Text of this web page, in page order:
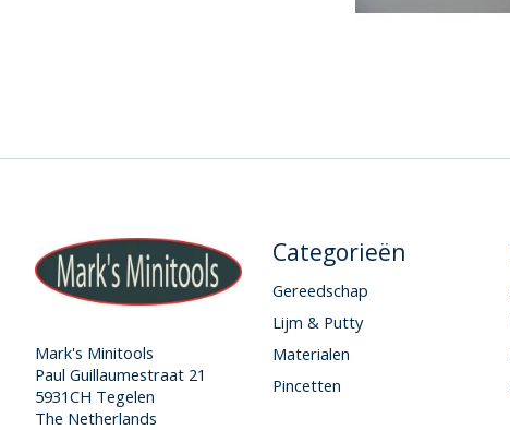
Mark's Minitools
Paul Guillaumestraat 21
5931CH Tegelen
The Netherlands
Categorieën
Gereedschap
Lijm & Putty
Materialen
Pincetten